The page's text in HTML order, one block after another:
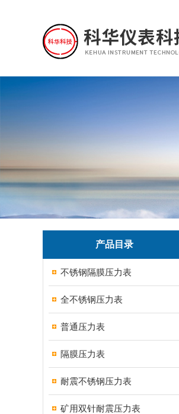
产品目录
不锈钢隔膜压力表
全不锈钢压力表
普通压力表
隔膜压力表
耐震不锈钢压力表
矿用双针耐震压力表